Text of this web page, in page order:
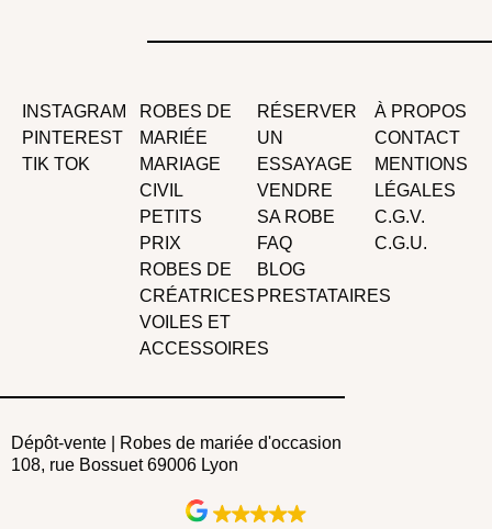
INSTAGRAM
PINTEREST
TIK TOK
ROBES DE
MARIÉE
MARIAGE
CIVIL
PETITS
PRIX
ROBES DE
CRÉATRICES
VOILES ET
ACCESSOIRES
RÉSERVER
UN
ESSAYAGE
VENDRE
SA ROBE
FAQ
BLOG
PRESTATAIRES
À PROPOS
CONTACT
MENTIONS
LÉGALES
C.G.V.
C.G.U.
Dépôt-vente | Robes de mariée d'occasion
108, rue Bossuet 69006 Lyon